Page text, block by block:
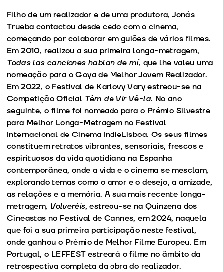
Filho de um realizador e de uma produtora, Jonás
Trueba contactou desde cedo com o cinema,
começando por colaborar em guiões de vários filmes.
Em 2010, realizou a sua primeira longa-metragem,
Todas las canciones hablan de mí, que lhe valeu uma
nomeação para o Goya de Melhor Jovem Realizador.
Em 2022, o Festival de Karlovy Vary estreou-se na
Competição Oficial Têm de Vir Vê-la. No ano
seguinte, o filme foi nomeado para o Prémio Silvestre
para Melhor Longa-Metragem no Festival
Internacional de Cinema IndieLisboa. Os seus filmes
constituem retratos vibrantes, sensoriais, frescos e
espirituosos da vida quotidiana na Espanha
contemporânea, onde a vida e o cinema se mesclam,
explorando temas como o amor e o desejo, a amizade,
as relações e a memória. A sua mais recente longa-
metragem, Volveréis, estreou-se na Quinzena dos
Cineastas no Festival de Cannes, em 2024, naquela
que foi a sua primeira participação neste festival,
onde ganhou o Prémio de Melhor Filme Europeu. Em
Portugal, o LEFFEST estreará o filme no âmbito da
retrospectiva completa da obra do realizador.